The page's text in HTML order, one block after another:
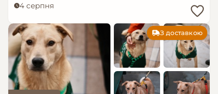
4 серпня
З доставкою